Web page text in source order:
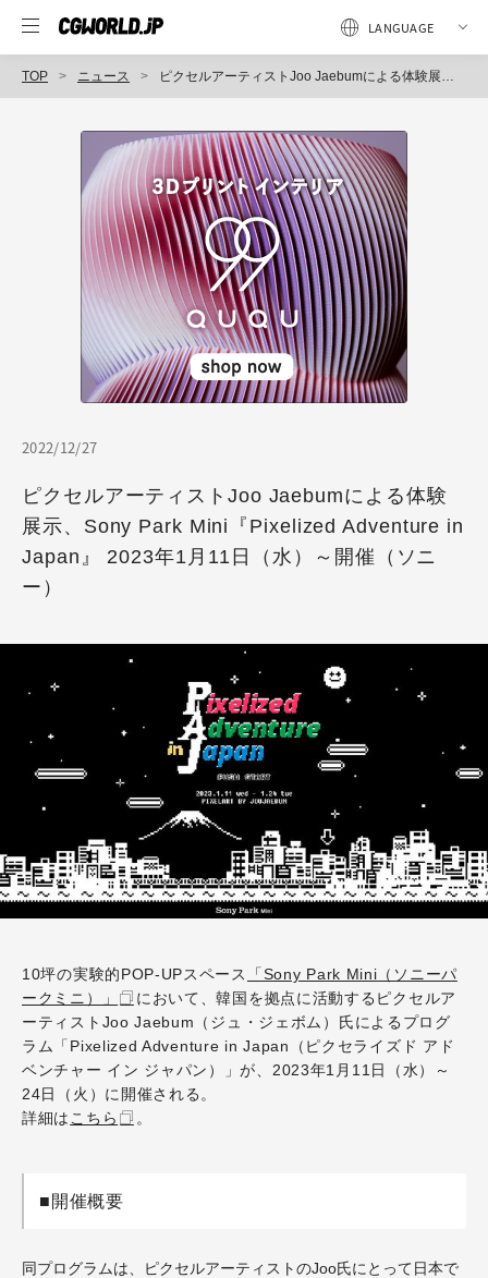
TOP ニュース ピクセルアーティストJoo Jaebumによる体験展示、Sony Park Mini『Pixelized Adventure in Japan』 2023年1月11日（水）～開催（ソニー）
2022/12/27
ピクセルアーティストJoo Jaebumによる体験
展示、Sony Park Mini『Pixelized Adventure in
Japan』 2023年1月11日（水）～開催（ソニ
ー）
10坪の実験的POP-UPスペース
「Sony Park Mini（ソニーパ
ークミニ）」
において、韓国を拠点に活動するピクセルア
ーティストJoo Jaebum（ジュ・ジェボム）氏によるプログ
ラム「Pixelized Adventure in Japan（ピクセライズド アド
ベンチャー イン ジャパン）」が、2023年1月11日（水）～
24日（火）に開催される。
詳細は こちら 。
■開催概要
同プログラムは、ピクセルアーティストのJoo氏にとって日本で